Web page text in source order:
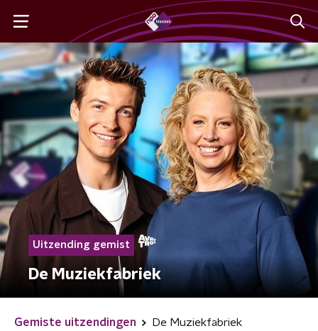
Uitzending gemist
De Muziekfabriek
Gemiste uitzendingen De Muziekfabriek